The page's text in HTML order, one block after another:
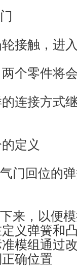
接触，进
个零件将
连接方式
定义
门回位的
来，以便
义弹簧和
模组通过
确位置